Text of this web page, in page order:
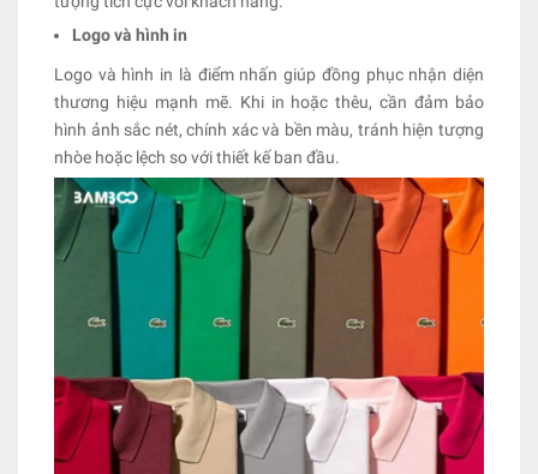
Logo và hình in
Logo và hình in là điểm nhấn giúp đồng phục nhận diện
thương hiệu mạnh mẽ. Khi in hoặc thêu, cần đảm bảo
hình ảnh sắc nét, chính xác và bền màu, tránh hiện tượng
nhòe hoặc lệch so với thiết kế ban đầu.